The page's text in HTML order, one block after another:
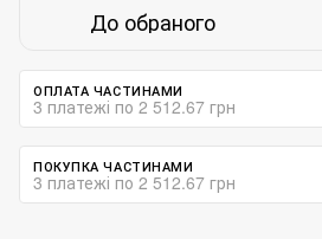
До обраного
ОПЛАТА ЧАСТИНАМИ
3 платежі по 2 512.67 грн
ПОКУПКА ЧАСТИНАМИ
3 платежі по 2 512.67 грн